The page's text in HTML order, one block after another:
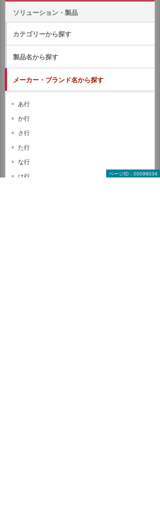
ページID：00098034
ソリューション・製品
カテゴリーから探す
製品名から探す
メーカー・ブランド名から探す
あ行
か行
さ行
た行
な行
は行